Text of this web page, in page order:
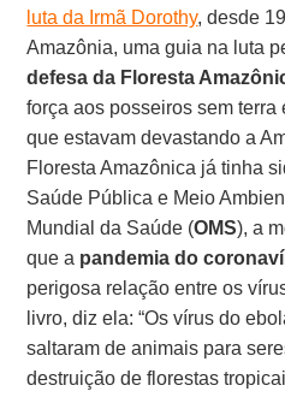
luta da Irmã Dorothy, desde
Amazônia, uma guia na luta
defesa da Floresta
força aos posseiros sem
que estavam devastando a
Floresta Amazônica já tinha
Saúde Pública e Meio
Mundial da Saúde (OMS), a
que a pandemia do
perigosa relação entre os
livro, diz ela: “Os vírus do
saltaram de animais para
destruição de florestas